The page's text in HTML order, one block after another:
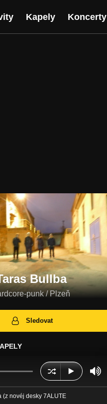
Kapely Koncerty
Bullba
punk / Plzeň
Sledovat
(z novéj desky 7ALUTE